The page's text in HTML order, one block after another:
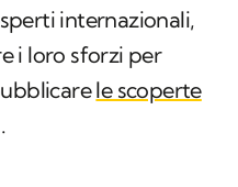
internazionali,
i loro sforzi per
le scoperte
.